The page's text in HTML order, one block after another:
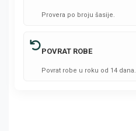
Provera po broju šasije.
POVRAT ROBE
Povrat robe u roku od 14 dana.